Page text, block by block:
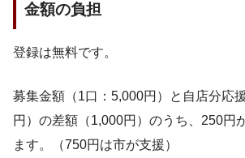
金額の負担
登録は無料です。
募集金額（1口：5,000円）と自店分応
円）の差額（1,000円）のうち、250円
ます。（750円は市が支援）